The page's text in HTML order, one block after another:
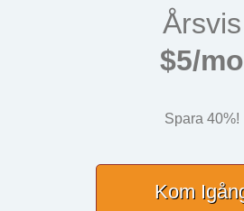
Årsvis
$5/mo
Spara 40%!
Kom